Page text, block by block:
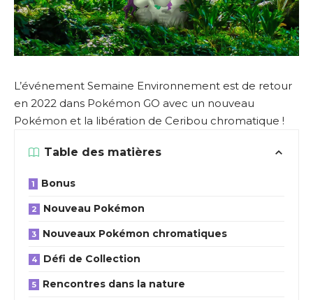
L’événement Semaine Environnement est de retour
en 2022 dans Pokémon GO avec un nouveau
Pokémon et la libération de Ceribou chromatique !
Table des matières
Bonus
Nouveau Pokémon
Nouveaux Pokémon chromatiques
Défi de Collection
Rencontres dans la nature